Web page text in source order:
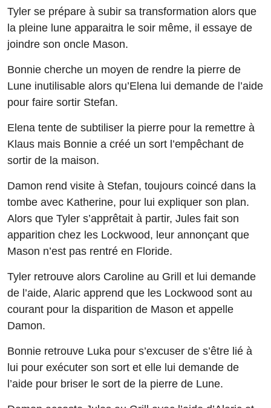
Tyler se prépare à subir sa transformation alors que
la pleine lune apparaitra le soir même, il essaye de
joindre son oncle Mason.
Bonnie cherche un moyen de rendre la pierre de
Lune inutilisable alors qu’Elena lui demande de l’aide
pour faire sortir Stefan.
Elena tente de subtiliser la pierre pour la remettre à
Klaus mais Bonnie a créé un sort l’empêchant de
sortir de la maison.
Damon rend visite à Stefan, toujours coincé dans la
tombe avec Katherine, pour lui expliquer son plan.
Alors que Tyler s’apprêtait à partir, Jules fait son
apparition chez les Lockwood, leur annonçant que
Mason n’est pas rentré en Floride.
Tyler retrouve alors Caroline au Grill et lui demande
de l’aide, Alaric apprend que les Lockwood sont au
courant pour la disparition de Mason et appelle
Damon.
Bonnie retrouve Luka pour s’excuser de s’être lié à
lui pour exécuter son sort et elle lui demande de
l’aide pour briser le sort de la pierre de Lune.